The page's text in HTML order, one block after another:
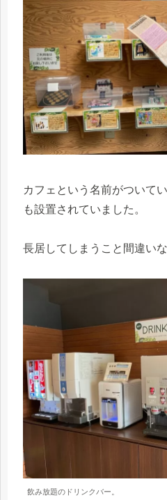
カフェという名前がついて
も設置されていました。
長居してしまうこと間違いな
飲み放題のドリンクバー。